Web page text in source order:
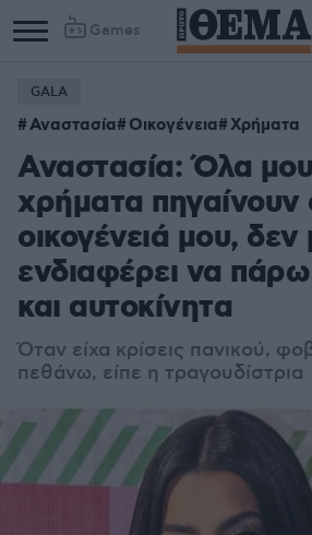
Games
Column
1
Column
2
GALA
Αναστασία Οικογένεια Χρήματα
Αναστασία: Όλα
χρήματα πηγαίνουν
οικογένειά μου, δεν
ενδιαφέρει να
και αυτοκίνητα
Όταν είχα κρίσεις πανικού,
πεθάνω, είπε η τραγουδίστρια